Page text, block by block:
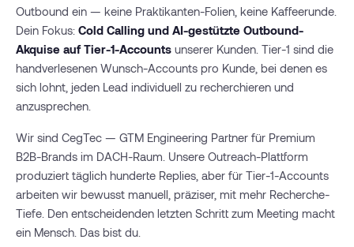
Outbound ein — keine Praktikanten-Folien, keine Kaffeerunde.
Dein Fokus: Cold Calling und AI-gestützte Outbound-
Akquise auf Tier-1-Accounts unserer Kunden. Tier-1 sind die
handverlesenen Wunsch-Accounts pro Kunde, bei denen es
sich lohnt, jeden Lead individuell zu recherchieren und
anzusprechen.
Wir sind CegTec — GTM Engineering Partner für Premium
B2B-Brands im DACH-Raum. Unsere Outreach-Plattform
produziert täglich hunderte Replies, aber für Tier-1-Accounts
arbeiten wir bewusst manuell, präziser, mit mehr Recherche-
Tiefe. Den entscheidenden letzten Schritt zum Meeting macht
ein Mensch. Das bist du.